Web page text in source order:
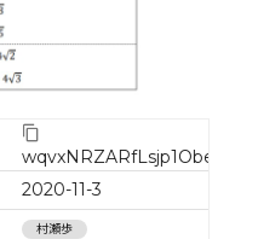
wqvxNRZARfLsjp1Obebd
2020-11-3
村瀬歩